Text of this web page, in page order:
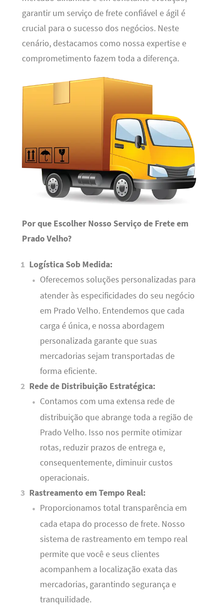
garantir um serviço de frete confiável e ágil é
crucial para o sucesso dos negócios. Neste
cenário, destacamos como nossa expertise e
comprometimento fazem toda a diferença.
Por que Escolher Nosso Serviço de Frete em
Prado Velho?
Logística Sob Medida:
Oferecemos soluções personalizadas para
atender às especificidades do seu negócio
em Prado Velho. Entendemos que cada
carga é única, e nossa abordagem
personalizada garante que suas
mercadorias sejam transportadas de
forma eficiente.
Rede de Distribuição Estratégica:
Contamos com uma extensa rede de
distribuição que abrange toda a região de
Prado Velho. Isso nos permite otimizar
rotas, reduzir prazos de entrega e,
consequentemente, diminuir custos
operacionais.
Rastreamento em Tempo Real:
Proporcionamos total transparência em
cada etapa do processo de frete. Nosso
sistema de rastreamento em tempo real
permite que você e seus clientes
acompanhem a localização exata das
mercadorias, garantindo segurança e
tranquilidade.